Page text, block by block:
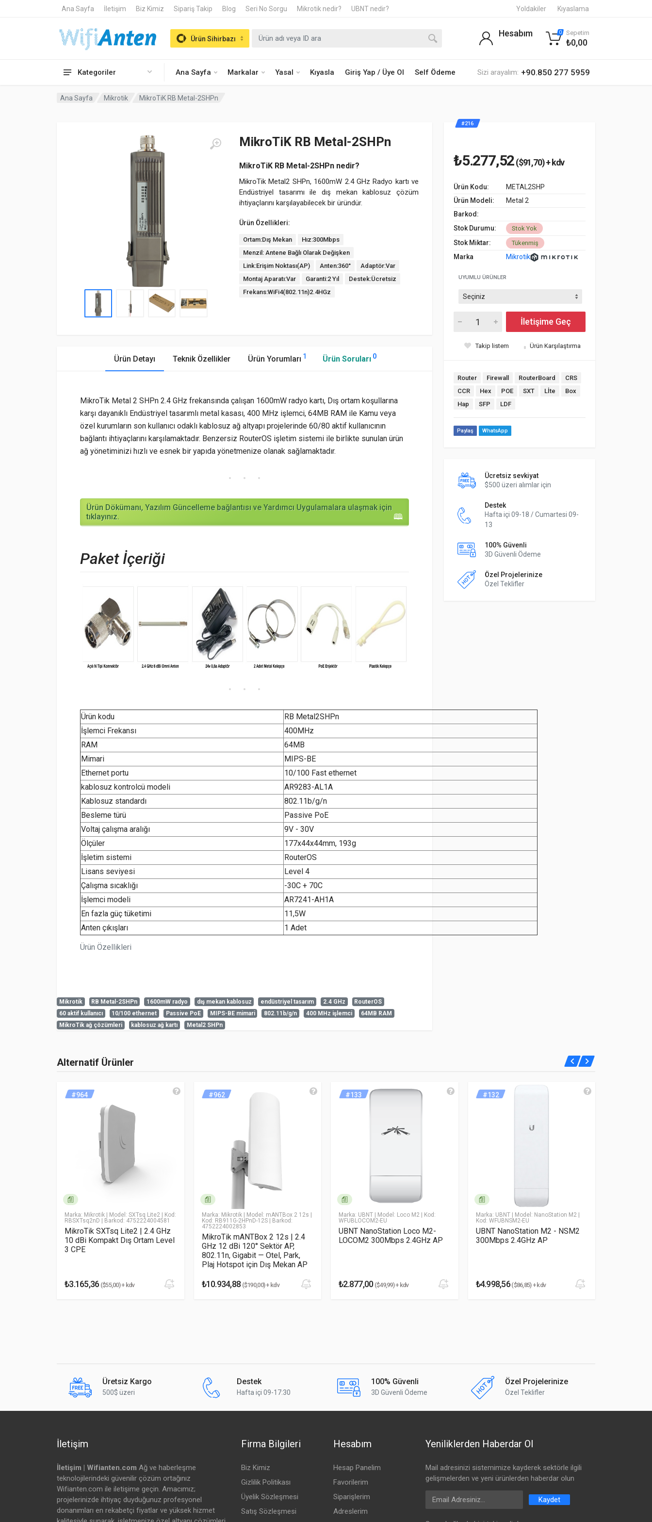
Ana Sayfa İletişim Biz Kimiz Sipariş Takip Blog Seri No Sorgu Mikrotik nedir? UBNT nedir? Yoldakiler Kıyaslama
Kategoriler Ana Sayfa Markalar Yasal Kıyasla Giriş Yap / Üye Ol Self Ödeme Sizi arayalım: +90.850 277 5959
Ürün Sihirbazı
Hesabım 0 Sepetim
₺0,00
Ana Sayfa Mikrotik MikroTiK RB Metal-2SHPn
MikroTiK RB Metal-2SHPn
MikroTiK RB Metal-2SHPn nedir?
MikroTik Metal2 SHPn, 1600mW 2.4 GHz Radyo kartı ve
Endüstriyel tasarımı ile dış mekan kablosuz çözüm
ihtiyaçlarını karşılayabilecek bir üründür.
Ürün Özellikleri:
Ortam:Dış Mekan
Hız:300Mbps
Menzil: Antene Bağlı Olarak Değişken
Link:Erişim Noktası(AP)
Anten:360°
Adaptör:Var
Montaj Aparatı:Var
Garanti:2 Yıl
Destek:Ücretsiz
Frekans:WiFi4(802.11n)2.4HGz
#216
₺5.277,52($91,70) + kdv
Ürün Kodu:
METAL2SHP
Ürün Modeli:
Metal 2
Barkod:
Stok Durumu:
Stok Yok
Stok Miktar: Tükenmiş
Marka Mikrotik
UYUMLU ÜRÜNLER
İletişime Geç
Takip listem Ürün Karşılaştırma
Router Firewall RouterBoard
CRS
CCR
Hex POE SXT Lİte
Box
Hap
SFP LDF
Paylaş WhatsApp
Ücretsiz sevkiyat
$500 üzeri alımlar için
Destek
Hafta içi 09-18 / Cumartesi 09-
13
100% Güvenli
3D Güvenli Ödeme
Özel Projelerinize
Özel Teklifler
Ürün Detayı Teknik Özellikler Ürün Yorumları 1 Ürün Soruları 0
MikroTik Metal 2 SHPn 2.4 GHz frekansında çalışan 1600mW radyo kartı, Dış ortam koşullarına
karşı dayanıklı Endüstriyel tasarımlı metal kasası, 400 MHz işlemci, 64MB RAM ile Kamu veya
özel kurumların son kullanıcı odaklı kablosuz ağ altyapı projelerinde 60/80 aktif kullanıcının
bağlantı ihtiyaçlarını karşılamaktadır. Benzersiz RouterOS işletim sistemi ile birlikte sunulan ürün
ağ yönetiminizi hızlı ve esnek bir yapıda yönetmenize olanak sağlamaktadır.
Ürün Dökümanı, Yazılım Güncelleme bağlantısı ve Yardımcı Uygulamalara ulaşmak için
tıklayınız.
Paket İçeriği
Ürün Özellikleri
Ürün kodu
RB Metal2SHPn
İşlemci Frekansı
400MHz
RAM
64MB
Mimari
MIPS-BE
Ethernet portu
10/100 Fast ethernet
kablosuz kontrolcü modeli
AR9283-AL1A
Kablosuz standardı
802.11b/g/n
Besleme türü
Passive PoE
Voltaj çalışma aralığı
9V - 30V
Ölçüler
177x44x44mm, 193g
İşletim sistemi
RouterOS
Lisans seviyesi
Level 4
Çalışma sıcaklığı
-30C + 70C
İşlemci modeli
AR7241-AH1A
En fazla güç tüketimi
11,5W
Anten çıkışları
1 Adet
admin
6-8-2026
karşılayabilecek bir üründür.
MikroTiK RB Metal-2SHPn Hakkında Yorum Yaz
Henüz cevaplanmış soru bulunmuyor. İlk soruyu siz sorabilirsiniz.
MikroTiK RB Metal-2SHPn Hakkında Soru Sor
açın.
Mikrotik RB Metal-2SHPn 1600mW radyo dış mekan kablosuz endüstriyel tasarım 2.4 GHz
RouterOS
60 aktif kullanıcı
10/100 ethernet Passive PoE MIPS-BE mimari 802.11b/g/n 400 MHz işlemci
64MB RAM
MikroTik ağ çözümleri
kablosuz ağ kartı Metal2 SHPn
Alternatif Ürünler
Marka: Mikrotik | Model: SXTsq Lite2
| Kod:
RBSXTsq2nD
| Barkod: 4752224004581
#964
MikroTik SXTsq Lite2 | 2.4 GHz
10 dBi Kompakt Dış Ortam Level
3 CPE
₺3.165,36 ($55,00) + kdv
Marka: Mikrotik | Model: mANTBox 2 12s
Kod: RB911G-2HPnD-12S
| Barkod:
4752224002853
#962
MikroTik mANTBox 2 12s | 2.4
GHz 12 dBi 120° Sektör AP,
802.11n, Gigabit — Otel, Park,
Plaj Hotspot için Dış Mekan AP
₺10.934,88 ($190,00) + kdv
Marka: UBNT | Model: Loco M2
| Kod:
WFUBLOCOM2-EU
#133
UBNT NanoStation Loco M2-
LOCOM2 300Mbps 2.4GHz AP
₺2.877,00($49,99) + kdv
Marka: UBNT | Model: NanoStation M2
Kod: WFUBNSM2-EU
#132
UBNT NanoStation M2 - NSM2
300Mbps 2.4GHz AP
₺4.998,56 ($86,85) + kdv
Üretsiz Kargo
500$ üzeri
Destek
Hafta içi 09-17:30
100% Güvenli
3D Güvenli Ödeme
Özel Projelerinize
Özel Teklifler
İletişim
İletişim | Wifianten.com Ağ ve haberleşme
teknolojilerindeki güvenilir çözüm ortağınız
Wifianten.com ile iletişime geçin. Amacımız;
projelerinizde ihtiyaç duyduğunuz profesyonel
donanımları en rekabetçi fiyatlar ve yüksek hizmet
Firma Bilgileri
Biz Kimiz
Gizlilik Politikası
Üyelik Sözleşmesi
Satış Sözleşmesi
Hesabım
Hesap Panelim
Favorilerim
Siparişlerim
Adreslerim
Yeniliklerden Haberdar Ol
Mail adresinizi sistemimize kayderek sektörle ilgili
gelişmelerden ve yeni ürünlerden haberdar olun
Email Address
Kaydet